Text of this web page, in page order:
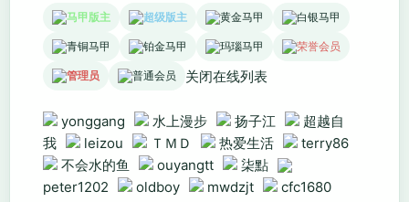
马甲版主 超级版主 黄金马甲 白银马甲
青铜马甲 铂金马甲 玛瑙马甲 荣誉会员
管理员 普通会员 关闭在线列表
yonggang 水上漫步 扬子江
超越自
我
leizou ＴＭＤ 热爱生活
terry86
不会水的鱼
ouyangtt
柒點
peter1202
oldboy mwdzjt cfc1680